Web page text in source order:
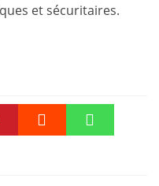
et sécuritaires.